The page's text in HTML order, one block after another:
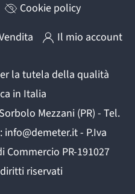
Cookie policy
Il mio account
la tutela della qualità
in Italia
Mezzani (PR) - Tel.
info@demeter.it - P.Iva
Commercio PR-191027
riservati